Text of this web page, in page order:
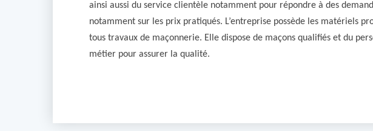
ainsi aussi du service clientèle notamment pour répondre à des
notamment sur les prix pratiqués. L’entreprise possède les matériels
tous travaux de maçonnerie. Elle dispose de maçons qualifiés et du
métier pour assurer la qualité.